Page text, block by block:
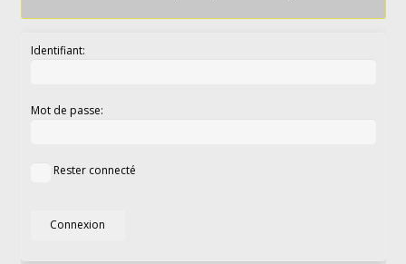
Identifiant:
Mot de passe:
Rester connecté
Connexion